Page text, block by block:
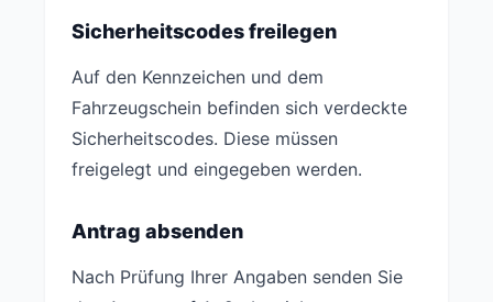
Sicherheitscodes freilegen
Auf den Kennzeichen und dem
Fahrzeugschein befinden sich verdeckte
Sicherheitscodes. Diese müssen
freigelegt und eingegeben werden.
Antrag absenden
Nach Prüfung Ihrer Angaben senden Sie